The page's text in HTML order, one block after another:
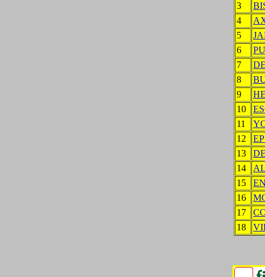
3
4
5
6
7
8
9
10
11
12
13
14
15
16
17
18